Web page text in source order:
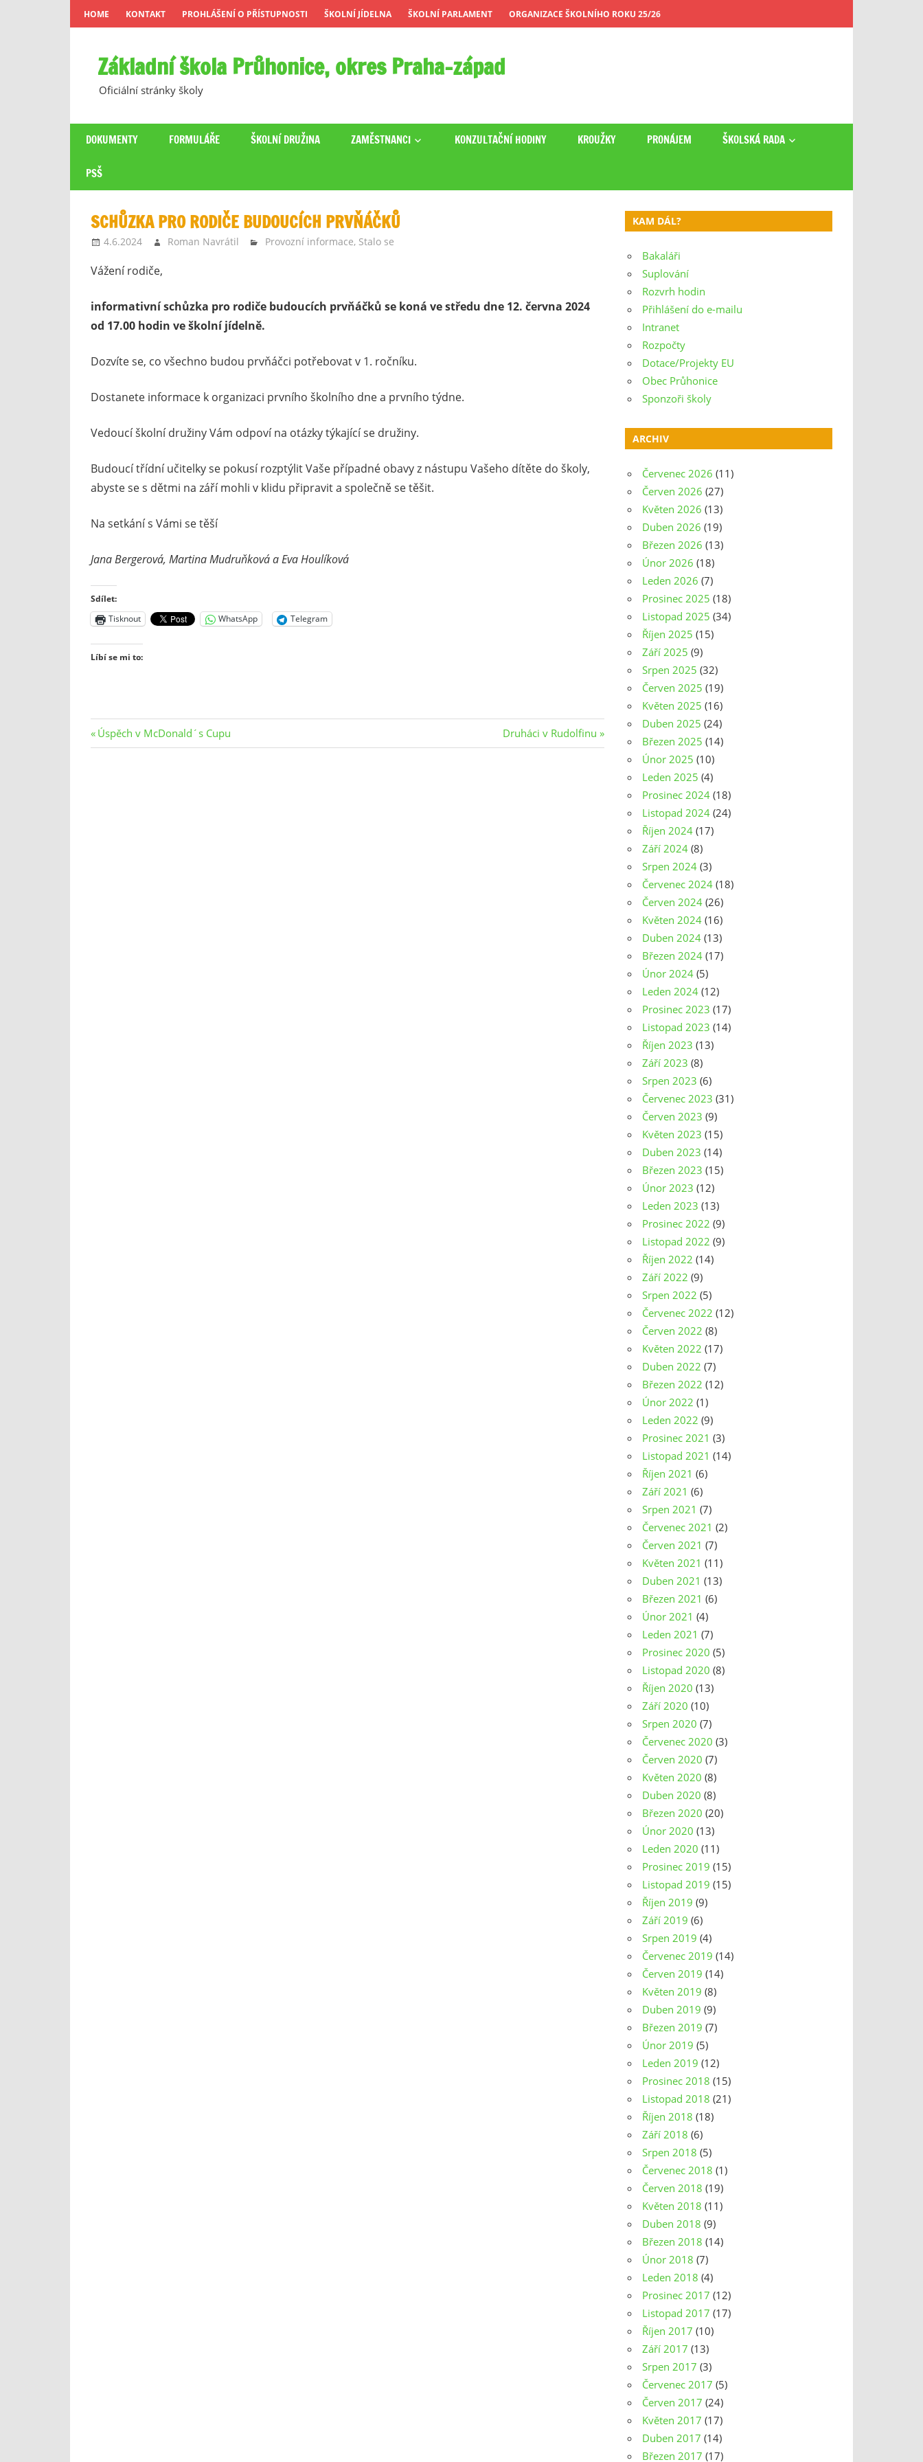
Skip
to
HOME KONTAKT PROHLÁŠENÍ O PŘÍSTUPNOSTI ŠKOLNÍ JÍDELNA ŠKOLNÍ PARLAMENT ORGANIZACE ŠKOLNÍHO ROKU 25/26
Základní škola Průhonice, okres Praha-západ
Oficiální stránky školy
DOKUMENTY FORMULÁŘE ŠKOLNÍ DRUŽINA ZAMĚSTNANCI KONZULTAČNÍ HODINY KROUŽKY PRONÁJEM ŠKOLSKÁ RADA
PSŠ
SCHŮZKA PRO RODIČE BUDOUCÍCH PRVŇÁČKŮ
4.6.2024 Roman Navrátil Provozní informace, Stalo se
Vážení rodiče,
informativní schůzka pro rodiče budoucích prvňáčků se koná ve středu dne 12. června 2024
od 17.00 hodin ve školní jídelně.
Dozvíte se, co všechno budou prvňáčci potřebovat v 1. ročníku.
Dostanete informace k organizaci prvního školního dne a prvního týdne.
Vedoucí školní družiny Vám odpoví na otázky týkající se družiny.
Budoucí třídní učitelky se pokusí rozptýlit Vaše případné obavy z nástupu Vašeho dítěte do školy,
abyste se s dětmi na září mohli v klidu připravit a společně se těšit.
Na setkání s Vámi se těší
Jana Bergerová, Martina Mudruňková a Eva Houlíková
Sdílet:
Tisknout
WhatsApp Telegram
Líbí se mi to:
Navigace
Previous
Post:
Úspěch v McDonald´s Cupu
Next
Post:
Druháci v Rudolfinu
KAM DÁL?
Bakaláři
Suplování
Rozvrh hodin
Přihlášení do e-mailu
Intranet
Rozpočty
Dotace/Projekty EU
Obec Průhonice
Sponzoři školy
ARCHIV
Červenec 2026 (11)
Červen 2026 (27)
Květen 2026 (13)
Duben 2026 (19)
Březen 2026 (13)
Únor 2026 (18)
Leden 2026 (7)
Prosinec 2025 (18)
Listopad 2025 (34)
Říjen 2025 (15)
Září 2025 (9)
Srpen 2025 (32)
Červen 2025 (19)
Květen 2025 (16)
Duben 2025 (24)
Březen 2025 (14)
Únor 2025 (10)
Leden 2025 (4)
Prosinec 2024 (18)
Listopad 2024 (24)
Říjen 2024 (17)
Září 2024 (8)
Srpen 2024 (3)
Červenec 2024 (18)
Červen 2024 (26)
Květen 2024 (16)
Duben 2024 (13)
Březen 2024 (17)
Únor 2024 (5)
Leden 2024 (12)
Prosinec 2023 (17)
Listopad 2023 (14)
Říjen 2023 (13)
Září 2023 (8)
Srpen 2023 (6)
Červenec 2023 (31)
Červen 2023 (9)
Květen 2023 (15)
Duben 2023 (14)
Březen 2023 (15)
Únor 2023 (12)
Leden 2023 (13)
Prosinec 2022 (9)
Listopad 2022 (9)
Říjen 2022 (14)
Září 2022 (9)
Srpen 2022 (5)
Červenec 2022 (12)
Červen 2022 (8)
Květen 2022 (17)
Duben 2022 (7)
Březen 2022 (12)
Únor 2022 (1)
Leden 2022 (9)
Prosinec 2021 (3)
Listopad 2021 (14)
Říjen 2021 (6)
Září 2021 (6)
Srpen 2021 (7)
Červenec 2021 (2)
Červen 2021 (7)
Květen 2021 (11)
Duben 2021 (13)
Březen 2021 (6)
Únor 2021 (4)
Leden 2021 (7)
Prosinec 2020 (5)
Listopad 2020 (8)
Říjen 2020 (13)
Září 2020 (10)
Srpen 2020 (7)
Červenec 2020 (3)
Červen 2020 (7)
Květen 2020 (8)
Duben 2020 (8)
Březen 2020 (20)
Únor 2020 (13)
Leden 2020 (11)
Prosinec 2019 (15)
Listopad 2019 (15)
Říjen 2019 (9)
Září 2019 (6)
Srpen 2019 (4)
Červenec 2019 (14)
Červen 2019 (14)
Květen 2019 (8)
Duben 2019 (9)
Březen 2019 (7)
Únor 2019 (5)
Leden 2019 (12)
Prosinec 2018 (15)
Listopad 2018 (21)
Říjen 2018 (18)
Září 2018 (6)
Srpen 2018 (5)
Červenec 2018 (1)
Červen 2018 (19)
Květen 2018 (11)
Duben 2018 (9)
Březen 2018 (14)
Únor 2018 (7)
Leden 2018 (4)
Prosinec 2017 (12)
Listopad 2017 (17)
Říjen 2017 (10)
Září 2017 (13)
Srpen 2017 (3)
Červenec 2017 (5)
Červen 2017 (24)
Květen 2017 (17)
Duben 2017 (14)
Březen 2017 (17)